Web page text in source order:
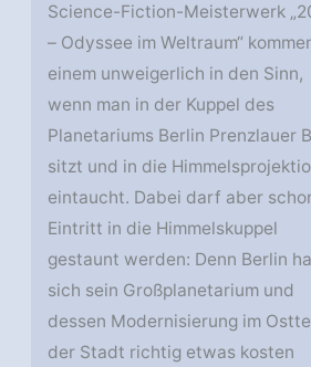
Science-Fiction-Meisterwerk
– Odyssee im Weltraum“
einem unweigerlich in den Sinn,
wenn man in der Kuppel des
Planetariums Berlin Prenzlauer
sitzt und in die
eintaucht. Dabei darf aber
Eintritt in die Himmelskuppel
gestaunt werden: Denn Berlin
sich sein Großplanetarium und
dessen Modernisierung im
der Stadt richtig etwas kosten